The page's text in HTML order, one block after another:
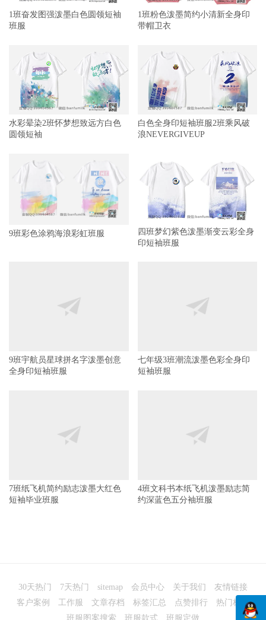
1班奋发图强泼墨白色圆领短袖
班服
1班粉色泼墨简约小清新全身印
带帽卫衣
水彩晕染2班怀梦想致远方白色
圆领短袖
白色全身印短袖班服2班乘风破
浪NEVERGIVEUP
9班彩色涂鸦海浪彩虹班服
四班梦幻紫色泼墨渐变云彩全身
印短袖班服
9班宇航员星球拼名字泼墨创意
全身印短袖班服
7班纸飞机简约励志泼墨大红色
短袖毕业班服
4班文科书本纸飞机泼墨励志简
约深蓝色五分袖班服
30天热门 7天热门 sitemap 会员中心 关于我们
友情链接
客户案例
工作服 文章存档 标签汇总 点赞排行
热门标签
班服图案搜索
班服款式 班服定做